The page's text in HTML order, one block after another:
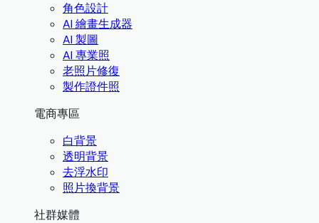
角色設計
AI 繪畫生成器
AI 製圖
AI 專業照
老照片修復
製作證件照
電商專區
白背景
透明背景
去浮水印
照片換背景
社群媒體